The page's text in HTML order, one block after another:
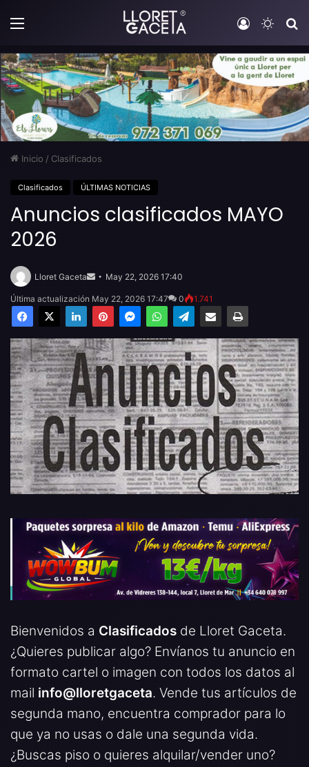
Menú Iniciar
Inicio / Clasificados
Clasificados ÚLTIMAS NOTICIAS
Anuncios clasificados MAYO
2026
Lloret Gaceta
email
May 22, 2026 17:40
Última actualización May 22, 2026 17:47 0 1.741
Facebook
X LinkedInPinterestMessengerWhatsAppTelegramCompartir por email Imprimir
Bienvenidos a Clasificados de Lloret Gaceta.
¿Quieres publicar algo? Envíanos tu anuncio en
formato cartel o imagen con todos los datos al
mail info@lloretgaceta. Vende tus artículos de
segunda mano, encuentra comprador para lo
que ya no usas o dale una segunda vida.
¿Buscas piso o quieres alquilar/vender uno?